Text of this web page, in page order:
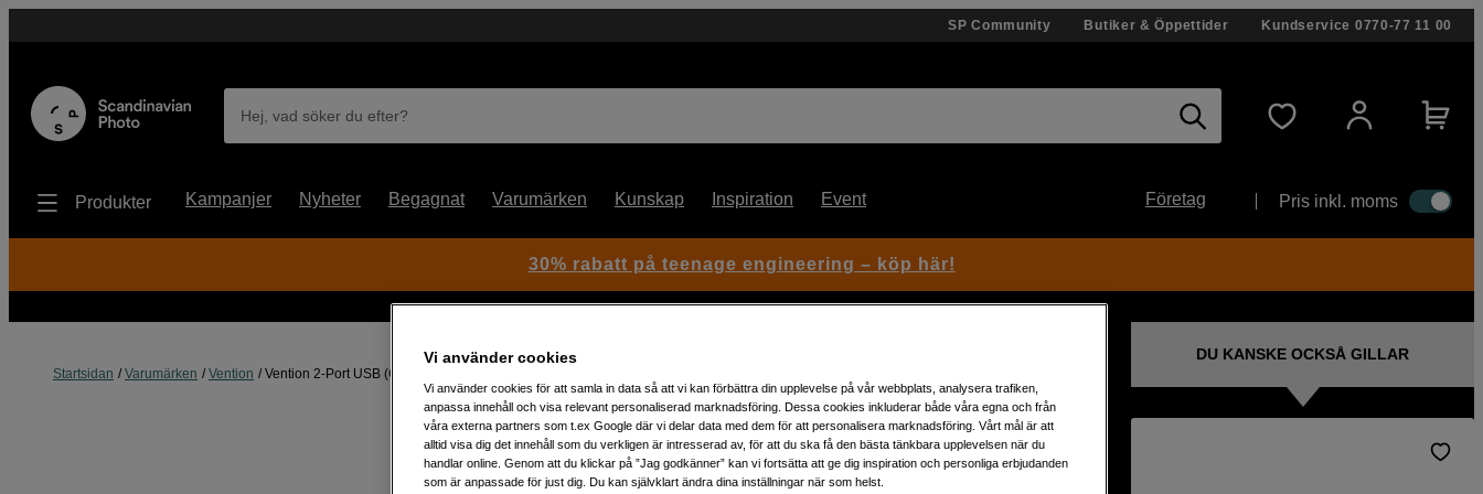
SP Community Butiker & Öppettider Kundservice 0770-77 11 00
Hej, vad söker du efter?
Produkter Kampanjer Nyheter Begagnat Varumärken Kunskap Inspiration Event Företag Pris inkl. moms
Startsidan Varumärken Vention Vention 2-Port USB (C + C) GaN Charger (45W/45W) EU-Plug Gray
Artikelnummer: 1103575
Snabbladdare med två USB-C-portar
DU KANSKE OCKSÅ GILLAR
30% rabatt på teenage engineering – köp här!
Vi använder cookies
Vi använder cookies för att samla in data så att vi kan förbättra din upplevelse på vår webbplats, analysera trafiken,
anpassa innehåll och visa relevant personaliserad marknadsföring. Dessa cookies inkluderar både våra egna och från
våra externa partners som t.ex Google där vi delar data med dem för att personalisera marknadsföring. Vårt mål är att
alltid visa dig det innehåll som du verkligen är intresserad av, för att du ska få den bästa tänkbara upplevelsen när du
handlar online. Genom att du klickar på ”Jag godkänner” kan vi fortsätta att ge dig inspiration och personliga erbjudanden
som är anpassade för just dig. Du kan självklart ändra dina inställningar när som helst.